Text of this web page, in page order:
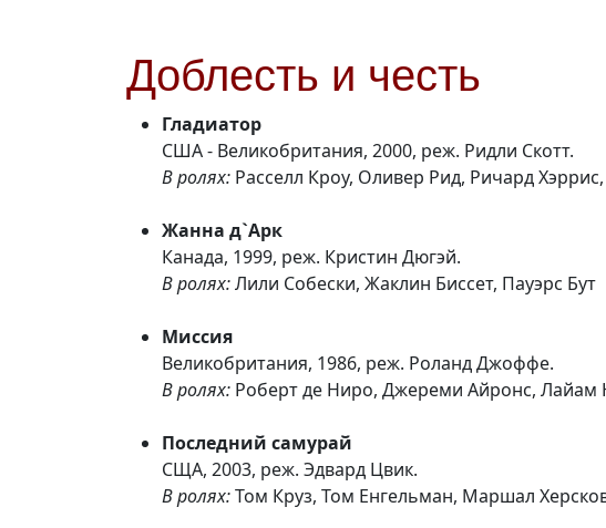
Доблесть и честь
Гладиатор
США - Великобритания, 2000, реж. Ридли Скотт.
В ролях: Расселл Кроу, Оливер Рид, Ричард
Жанна д`Арк
Канада, 1999, реж. Кристин Дюгэй.
В ролях:Лили Собески, Жаклин Биссет, Пауэрс Бут
Миссия
Великобритания, 1986, реж. Роланд Джоффе.
В ролях: Роберт де Ниро, Джереми Айронс, Лайам
Последний самурай
СЩА, 2003, реж. Эдвард Цвик.
В ролях:Том Круз, Том Енгельман, Маршал